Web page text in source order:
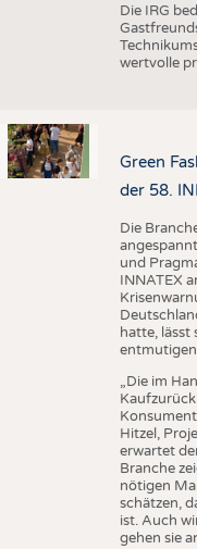
Die IRG
wertvolle
Green
der 58.
Die
und
INNATEX
hatte,
„Die im
Hitzel,
erwartet
Branche
nötigen
schätzen,
ist. Auch
gehen sie